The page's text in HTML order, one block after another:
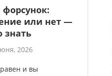
или нет —
знать
2026
и вы